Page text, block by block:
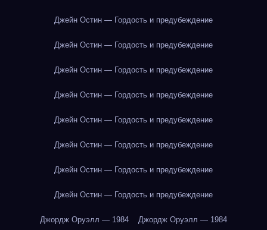
Джейн Остин — Гордость и предубеждение
Джейн Остин — Гордость и предубеждение
Джейн Остин — Гордость и предубеждение
Джейн Остин — Гордость и предубеждение
Джейн Остин — Гордость и предубеждение
Джейн Остин — Гордость и предубеждение
Джейн Остин — Гордость и предубеждение
Джейн Остин — Гордость и предубеждение
Джордж Оруэлл — 1984 Джордж Оруэлл — 1984